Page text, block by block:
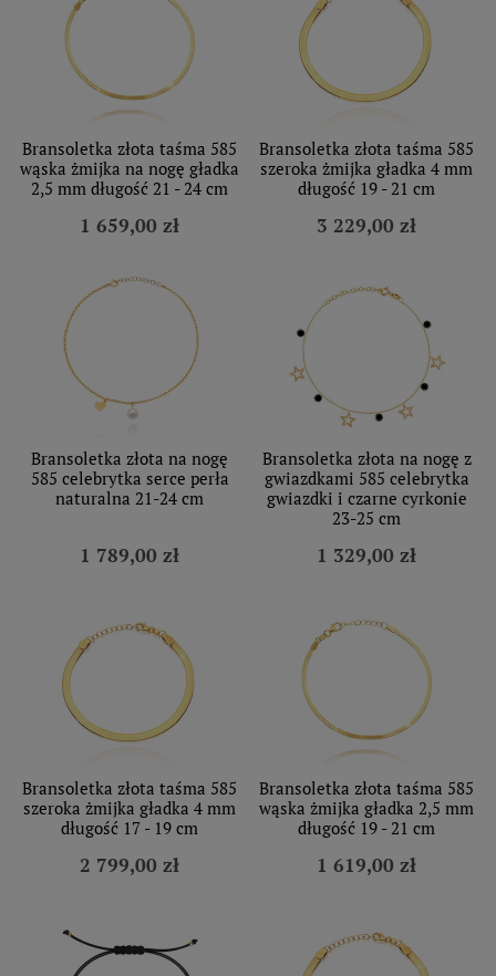
Bransoletka złota taśma 585
wąska żmijka na nogę gładka
2,5 mm długość 21 - 24 cm
1 659,00 zł
Bransoletka złota taśma 585
szeroka żmijka gładka 4 mm
długość 19 - 21 cm
3 229,00 zł
Bransoletka złota na nogę
585 celebrytka serce perła
naturalna 21-24 cm
1 789,00 zł
Bransoletka złota na nogę z
gwiazdkami 585 celebrytka
gwiazdki i czarne cyrkonie
23-25 cm
1 329,00 zł
Bransoletka złota taśma 585
szeroka żmijka gładka 4 mm
długość 17 - 19 cm
2 799,00 zł
Bransoletka złota taśma 585
wąska żmijka gładka 2,5 mm
długość 19 - 21 cm
1 619,00 zł